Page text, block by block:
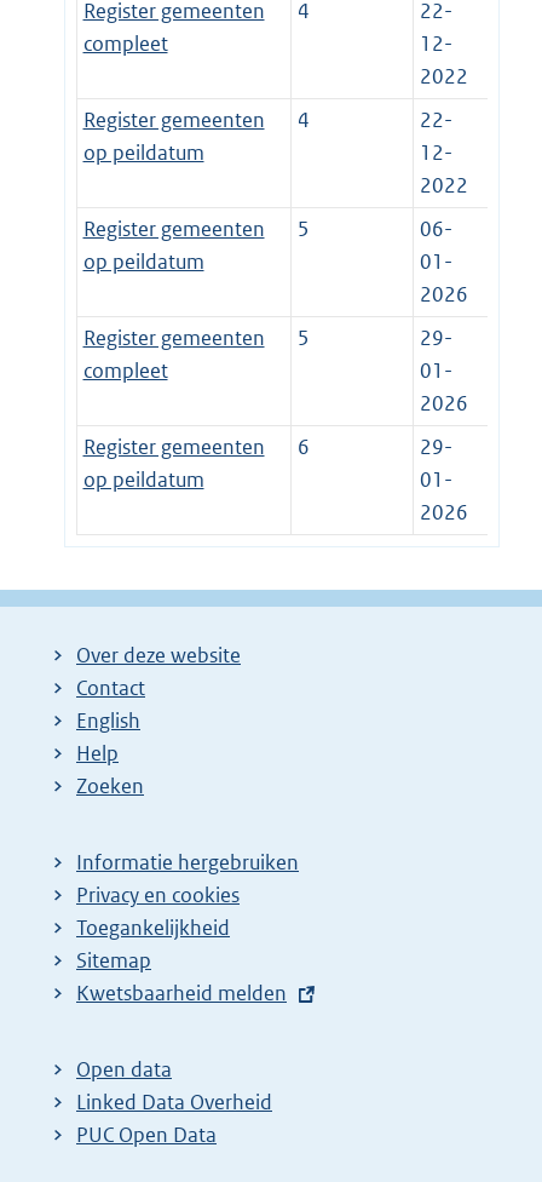
Register gemeenten
compleet
4
22-
12-
2022
Register gemeenten
op peildatum
4
22-
12-
2022
Register gemeenten
op peildatum
5
06-
01-
2026
Register gemeenten
compleet
5
29-
01-
2026
Register gemeenten
op peildatum
6
29-
01-
2026
Over deze website
Contact
English
Help
Zoeken
Informatie hergebruiken
Privacy en cookies
Toegankelijkheid
Sitemap
E
t
e
r
Kwetsbaarheid melden
Open data
Linked Data Overheid
PUC Open Data